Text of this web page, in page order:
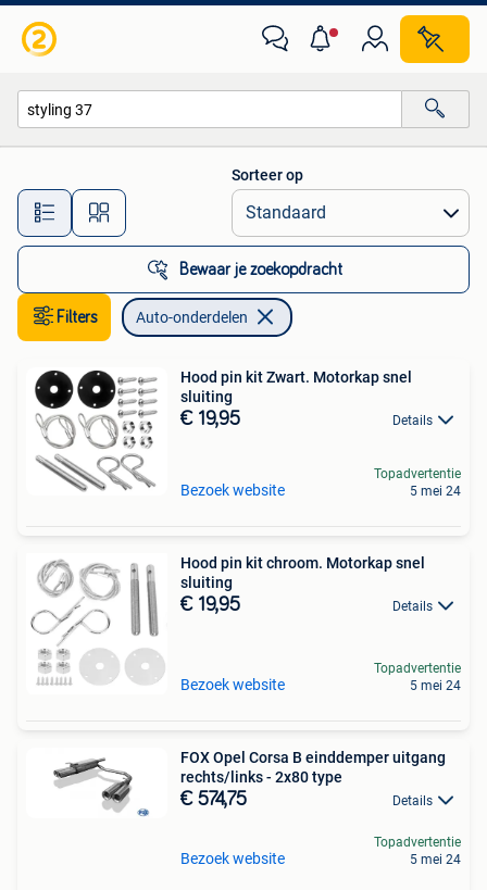
Alle afstanden…
Sorteer op
Bewaar je zoekopdracht
Filters Auto-onderdelen
Hood pin kit Zwart. Motorkap snel
sluiting
€ 19,95 Details
Bezoek website
Topadvertentie
5 mei 24
Hood pin kit chroom. Motorkap snel
sluiting
€ 19,95 Details
Bezoek website
Topadvertentie
5 mei 24
FOX Opel Corsa B einddemper uitgang
rechts/links - 2x80 type
€ 574,75 Details
Bezoek website
Topadvertentie
5 mei 24